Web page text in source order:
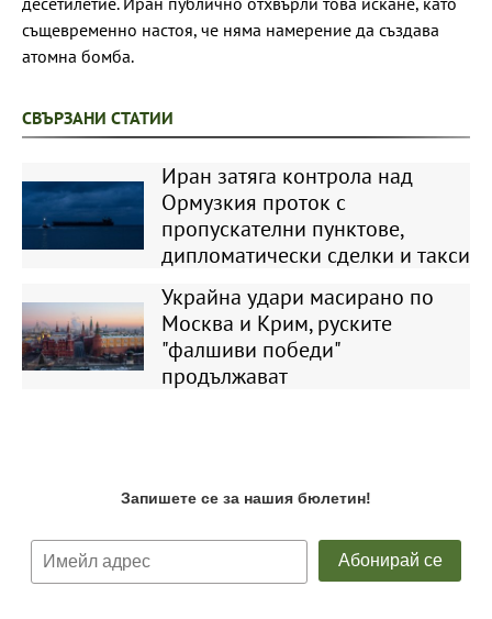
същевременно настоя, че няма намерение да създава
атомна бомба.
СВЪРЗАНИ СТАТИИ
Иран затяга контрола над
Ормузкия проток с
пропускателни пунктове,
дипломатически сделки и такси
Украйна удари масирано по
Москва и Крим, руските
"фалшиви победи"
продължават